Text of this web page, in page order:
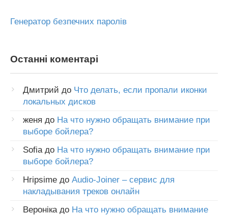
Генератор безпечних паролів
Останні коментарі
Дмитрий до Что делать, если пропали иконки
локальных дисков
женя до На что нужно обращать внимание при
выборе бойлера?
Sofia до На что нужно обращать внимание при
выборе бойлера?
Hripsime до Audio-Joiner – сервис для
накладывания треков онлайн
Вероніка до На что нужно обращать внимание